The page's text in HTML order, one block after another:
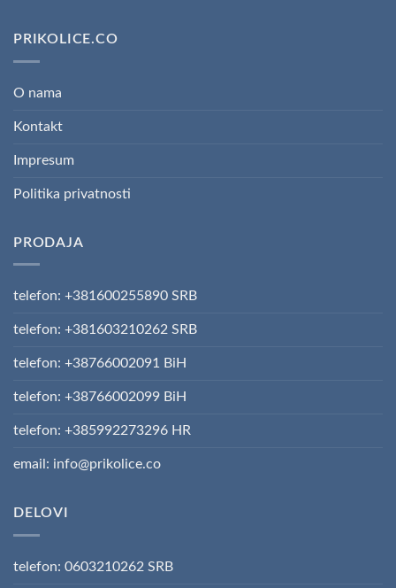
PRIKOLICE.CO
O nama
Kontakt
Impresum
Politika privatnosti
PRODAJA
telefon: +381600255890 SRB
telefon: +381603210262 SRB
telefon: +38766002091 BiH
telefon: +38766002099 BiH
telefon: +385992273296 HR
email: info@prikolice.co
DELOVI
telefon: 0603210262 SRB